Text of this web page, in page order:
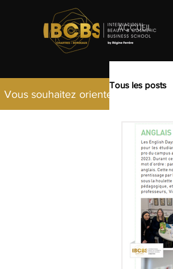
ACCUEIL
Vous souhaitez orienter vos
Tous les posts
2020